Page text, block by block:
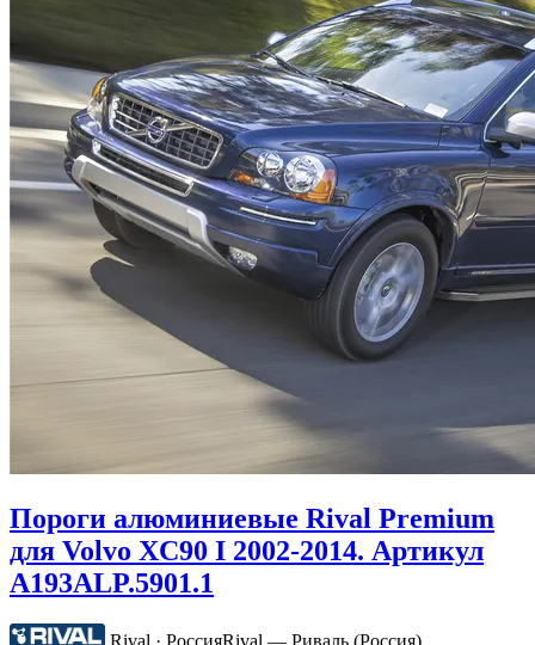
Пороги алюминиевые Rival Premium
для Volvo XC90 I 2002-2014. Артикул
A193ALP.5901.1